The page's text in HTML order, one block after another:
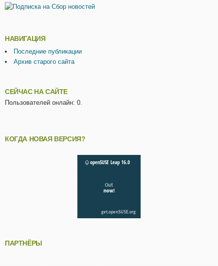
НАВИГАЦИЯ
Последние публикации
Архив старого сайта
СЕЙЧАС НА САЙТЕ
Пользователей онлайн: 0.
КОГДА НОВАЯ ВЕРСИЯ?
ПАРТНЁРЫ